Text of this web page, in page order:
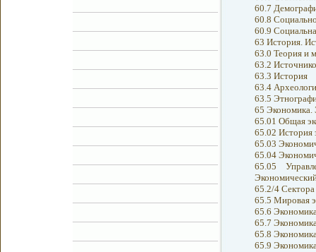
60.7
60.8
60.9
63 История.
63.0 Теория и
63.2
63.3 История
63.4
63.5
65 Экономика.
65.01 Общая
65.02 История
65.03
65.04
65.05
65.2/4
65.5 Мировая
65.6
65.7
65.8
65.9